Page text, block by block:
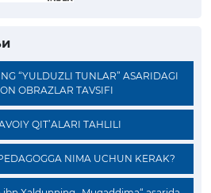
“YULDUZLI TUNLAR” ASARIDAGI
OBRAZLAR TAVSIFI
QIT’ALARI TAHLILI
NIMA UCHUN KERAK?